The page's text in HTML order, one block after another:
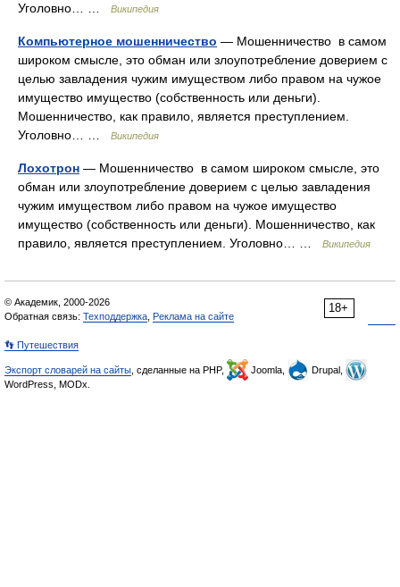
Уголовно… …
Википедия
Компьютерное мошенничество — Мошенничество в самом
широком смысле, это обман или злоупотребление доверием с
целью завладения чужим имуществом либо правом на чужое
имущество имущество (собственность или деньги).
Мошенничество, как правило, является преступлением.
Уголовно… …
Википедия
Лохотрон — Мошенничество в самом широком смысле, это
обман или злоупотребление доверием с целью завладения
чужим имуществом либо правом на чужое имущество
имущество (собственность или деньги). Мошенничество, как
правило, является преступлением. Уголовно… …
Википедия
18+
© Академик, 2000-2026
Обратная связь: Техподдержка Реклама на сайте
👣 Путешествия
Экспорт словарей на сайты , сделанные на PHP, Joomla,
Drupal,
WordPress, MODx.